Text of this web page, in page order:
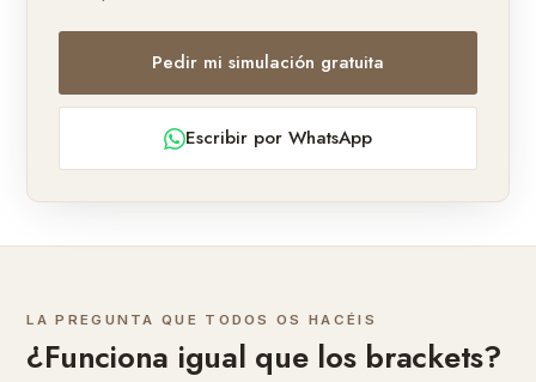
Pedir mi simulación gratuita
Escribir por WhatsApp
LA PREGUNTA QUE TODOS OS HACÉIS
¿Funciona igual que los brackets?